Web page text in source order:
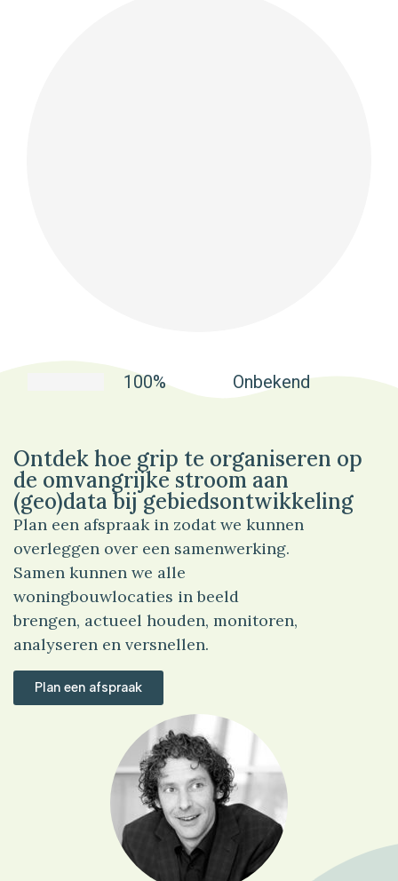
100% Onbekend
Ontdek hoe grip te organiseren op
de omvangrijke stroom aan
(geo)data bij gebiedsontwikkeling
Plan een afspraak in zodat we kunnen
overleggen over een samenwerking.
Samen kunnen we alle
woningbouwlocaties in beeld
brengen, actueel houden, monitoren,
analyseren en versnellen.
Plan een afspraak